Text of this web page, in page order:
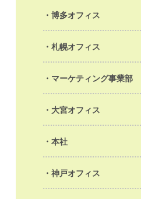
博多オフィス
札幌オフィス
マーケティング事業部
大宮オフィス
本社
神戸オフィス